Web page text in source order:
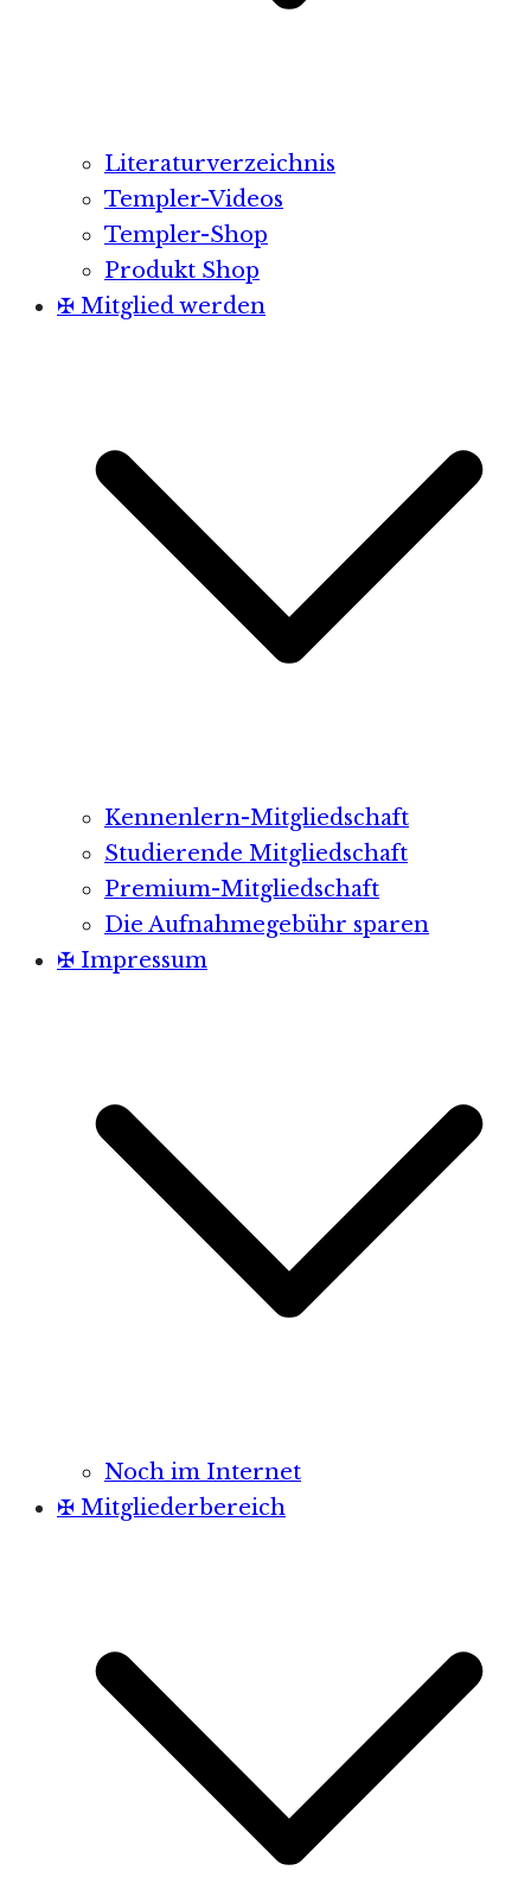
Literaturverzeichnis
Templer-Videos
Templer-Shop
Produkt Shop
✠ Mitglied werden
Kennenlern-Mitgliedschaft
Studierende Mitgliedschaft
Premium-Mitgliedschaft
Die Aufnahmegebühr sparen
✠ Impressum
Noch im Internet
✠ Mitgliederbereich